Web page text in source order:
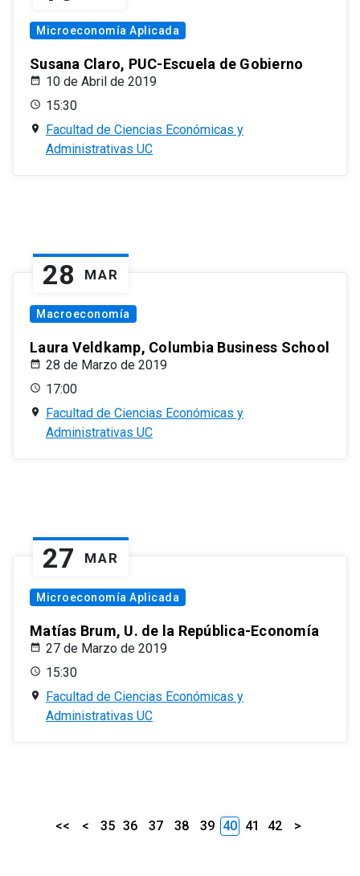
Microeconomía Aplicada
Susana Claro, PUC-Escuela de Gobierno
10 de Abril de 2019
15:30
Facultad de Ciencias Económicas y
Administrativas UC
28 MAR
Macroeconomía
Laura Veldkamp, Columbia Business School
28 de Marzo de 2019
17:00
Facultad de Ciencias Económicas y
Administrativas UC
27 MAR
Microeconomía Aplicada
Matías Brum, U. de la República-Economía
27 de Marzo de 2019
15:30
Facultad de Ciencias Económicas y
Administrativas UC
<< < 35 36 37 38 39 40 41 42 >